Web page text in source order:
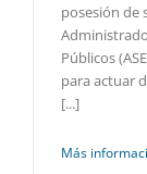
posesión de
Públicos
para actuar
[...]
Más